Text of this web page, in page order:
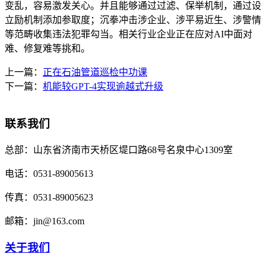
变乱，容易激发关心。并且能够通过过滤、保举机制，通过设
立励机制添加参取度；沉拳冲击涉企业、涉平易近生、涉警情
等范畴收集违法犯罪勾当。相关行业企业正在应对AI中面对
难、修复难等挑和。
上一篇： 正在石油管道巡检中功课
下一篇： 机能较GPT-4实现逾越式升级
联系我们
总部： 山东省济南市天桥区堤口路68号名泉中心1309室
电话： 0531-89005613
传真： 0531-89005623
邮箱： jin@163.com
关于我们